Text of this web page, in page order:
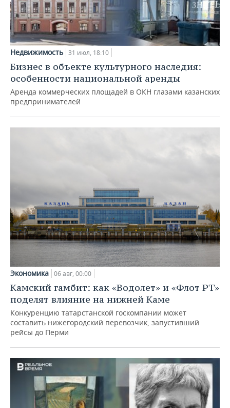
Недвижимость 31 июл, 18:10
Бизнес в объекте культурного наследия:
особенности национальной аренды
Аренда коммерческих площадей в ОКН глазами казанских
предпринимателей
Экономика 06 авг, 00:00
Камский гамбит: как «Водолет» и «Флот РТ»
поделят влияние на нижней Каме
Конкуренцию татарстанской госкомпании может
составить нижегородский перевозчик, запустивший
рейсы до Перми